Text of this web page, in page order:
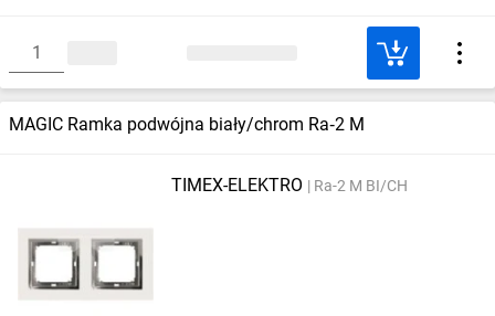
MAGIC Ramka podwójna biały/chrom Ra‑2 M
TIMEX-ELEKTRO Ra-2 M BI/CH